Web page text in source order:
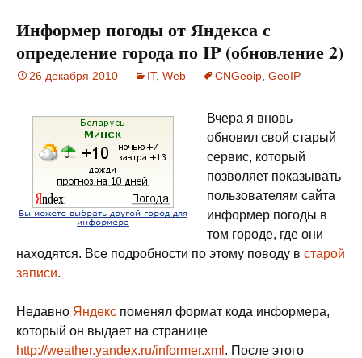
Информер погоды от Яндекса с
определение города по IP (обновление 2)
26 декабря 2010 IT, Web CNGeoip GeoIP
Вчера я вновь
обновил свой старый
сервис, который
позволяет показывать
пользователям сайта
информер погоды в
том городе, где они
находятся. Все подробности по этому поводу в старой
записи.
Недавно Яндекс поменял формат кода информера,
который он выдает на странице
http://weather.yandex.ru/informer.xml . После этого